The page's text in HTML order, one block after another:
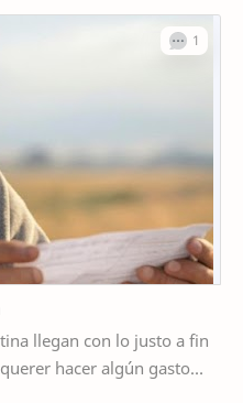
llegan con lo justo a fin
hacer algún gasto